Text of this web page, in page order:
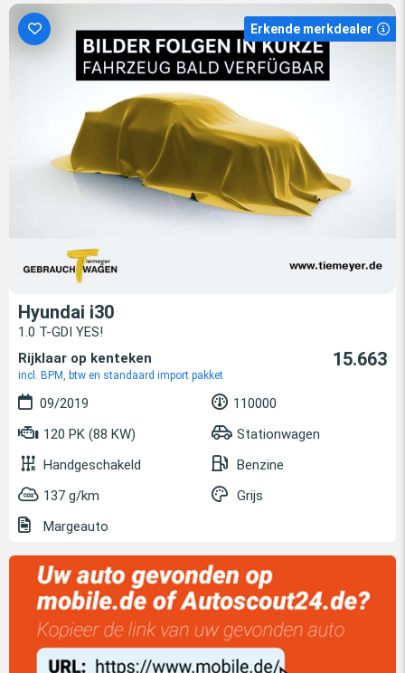
Erkende merkdealer
Hyundai i30
1.0 T-GDI YES!
Rijklaar op kenteken
incl. BPM, btw en standaard import pakket
15.663
09/2019
110000
120 PK (88 KW)
Stationwagen
Handgeschakeld
Benzine
137 g/km
Grijs
Margeauto